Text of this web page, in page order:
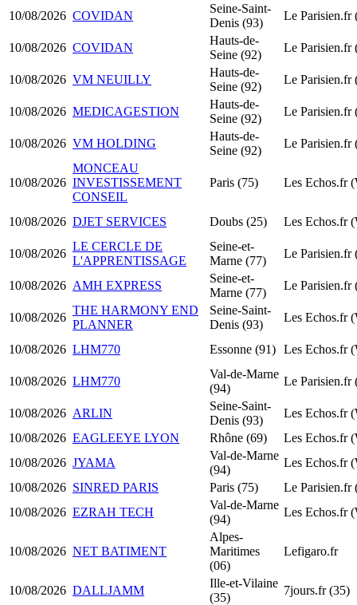
10/08/2026 COVIDAN
Seine-Saint-
Denis (93)
Le Parisien.fr
10/08/2026 COVIDAN
Hauts-de-
Seine (92)
Le Parisien.fr
10/08/2026 VM NEUILLY
Hauts-de-
Seine (92)
Le Parisien.fr
10/08/2026 MEDICAGESTION
Hauts-de-
Seine (92)
Le Parisien.fr
10/08/2026 VM HOLDING
Hauts-de-
Seine (92)
Le Parisien.fr
10/08/2026
MONCEAU
INVESTISSEMENT
CONSEIL
Paris (75) Les Echos.fr
10/08/2026 DJET SERVICES Doubs (25) Les Echos.fr
10/08/2026
LE CERCLE DE
L'APPRENTISSAGE
Seine-et-
Marne (77)
Le Parisien.fr
10/08/2026 AMH EXPRESS
Seine-et-
Marne (77)
Le Parisien.fr
10/08/2026
THE HARMONY END
PLANNER
Seine-Saint-
Denis (93)
Les Echos.fr
10/08/2026 LHM770 Essonne (91) Les Echos.fr
10/08/2026 LHM770
Val-de-Marne
(94)
Le Parisien.fr
10/08/2026 ARLIN
Seine-Saint-
Denis (93)
Les Echos.fr
10/08/2026 EAGLEEYE LYON Rhône (69)
Les Echos.fr
10/08/2026 JYAMA
Val-de-Marne
(94)
Les Echos.fr
10/08/2026 SINRED PARIS Paris (75)
Le Parisien.fr
10/08/2026 EZRAH TECH
Val-de-Marne
(94)
Les Echos.fr
10/08/2026 NET BATIMENT
Alpes-
Maritimes
(06)
Lefigaro.fr
10/08/2026 DALLJAMM
Ille-et-Vilaine
(35)
7jours.fr (35)